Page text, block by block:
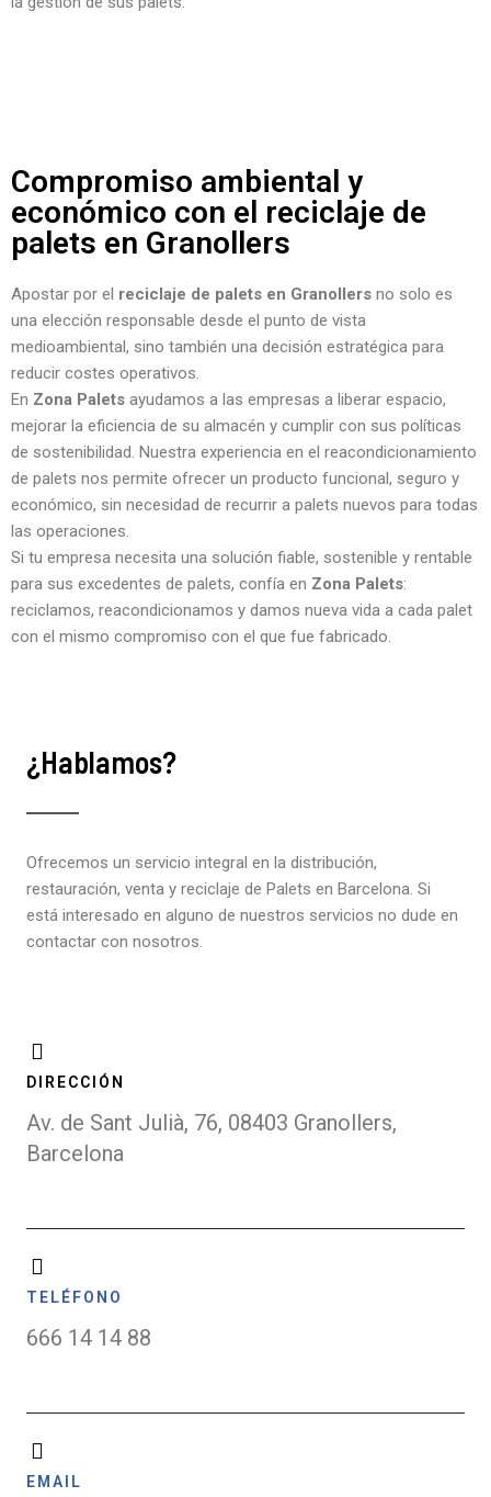
Compromiso ambiental y
económico con el reciclaje de
palets en Granollers
Apostar por el reciclaje de palets en Granollers no solo es
una elección responsable desde el punto de vista
medioambiental, sino también una decisión estratégica para
reducir costes operativos.
En Zona Palets ayudamos a las empresas a liberar espacio,
mejorar la eficiencia de su almacén y cumplir con sus políticas
de sostenibilidad. Nuestra experiencia en el reacondicionamiento
de palets nos permite ofrecer un producto funcional, seguro y
económico, sin necesidad de recurrir a palets nuevos para todas
las operaciones.
Si tu empresa necesita una solución fiable, sostenible y rentable
para sus excedentes de palets, confía en Zona Palets:
reciclamos, reacondicionamos y damos nueva vida a cada palet
con el mismo compromiso con el que fue fabricado.
¿Hablamos?
Ofrecemos un servicio integral en la distribución,
restauración, venta y reciclaje de Palets en Barcelona. Si
está interesado en alguno de nuestros servicios no dude en
contactar con nosotros.
DIRECCIÓN
Av. de Sant Julià, 76, 08403 Granollers,
Barcelona
TELÉFONO
666 14 14 88
EMAIL